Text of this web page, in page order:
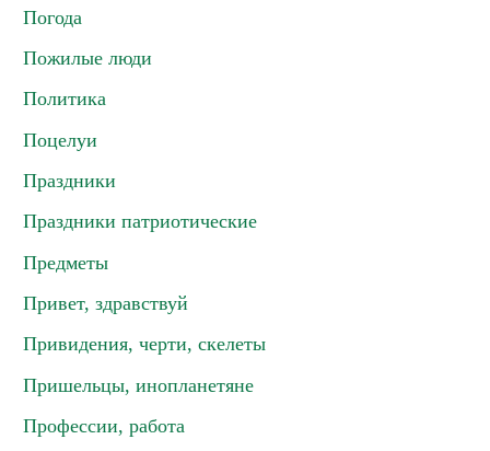
Погода
Пожилые люди
Политика
Поцелуи
Праздники
Праздники патриотические
Предметы
Привет, здравствуй
Привидения, черти, скелеты
Пришельцы, инопланетяне
Профессии, работа